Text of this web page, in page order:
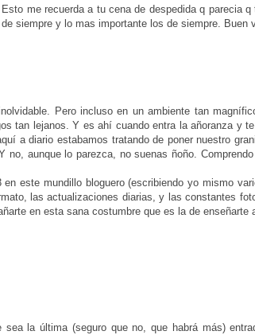
me recuerda a tu cena de despedida q parecia q
siempre y lo mas importante los de siempre. Buen
Pero incluso en un ambiente tan
tan lejanos. Y es ahí cuando entra la añoranza y
a diario estabamos tratando de poner nuestro
aunque lo parezca, no suenas ñoño.
este mundillo bloguero (escribiendo yo mismo
las actualizaciones diarias, y las constantes
en esta sana costumbre que es la de enseñarte
la última (seguro que no, que habrá más)